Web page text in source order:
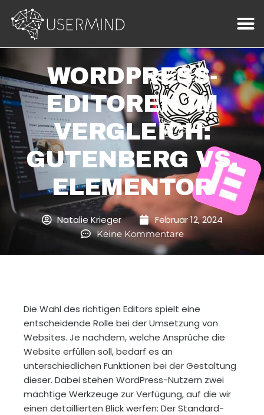
WORDPRESS-
EDITOREN IM
VERGLEICH:
GUTENBERG VS.
ELEMENTOR
Natalie Krieger Februar 12, 2024
Keine Kommentare
Die Wahl des richtigen Editors spielt eine
entscheidende Rolle bei der Umsetzung von
Websites. Je nachdem, welche Ansprüche die
Website erfüllen soll, bedarf es an
unterschiedlichen Funktionen bei der Gestaltung
dieser. Dabei stehen WordPress-Nutzern zwei
mächtige Werkzeuge zur Verfügung, auf die wir
einen detaillierten Blick werfen: Der Standard-